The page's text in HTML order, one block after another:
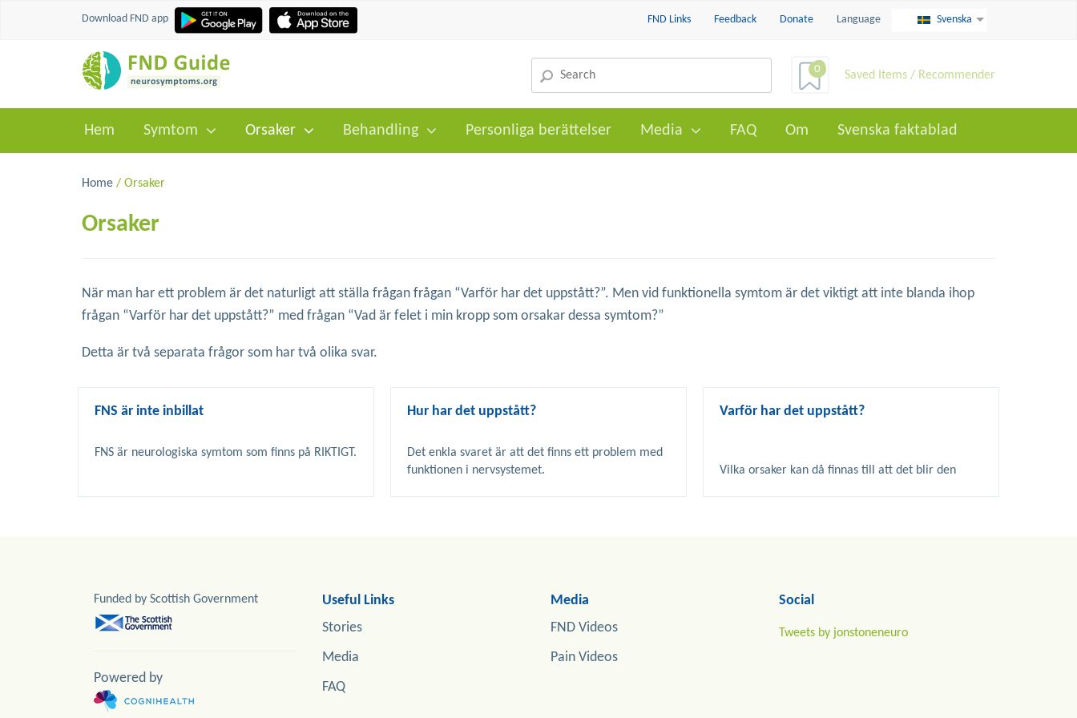
Download FND app FND Links Feedback Donate Language Svenska
0 Saved Items / Recommender
Hem Symtom Orsaker Behandling Personliga berättelser Media FAQ Om Svenska faktablad
Home / Orsaker
Orsaker
När man har ett problem är det naturligt att ställa frågan frågan “Varför har det uppstått?”. Men vid funktionella symtom är det viktigt att inte blanda ihop
frågan “Varför har det uppstått?” med frågan “Vad är felet i min kropp som orsakar dessa symtom?”
Detta är två separata frågor som har två olika svar.
FNS är inte inbillat Hur har det uppstått?
Det enkla svaret är att det finns ett problem med
Varför har det uppstått?
Vilka orsaker kan då finnas till att det blir den
Funded by Scottish Government
Powered by
Useful Links
Stories
Media
FAQ
Media
FND Videos
Pain Videos
Social
Tweets by jonstoneneuro